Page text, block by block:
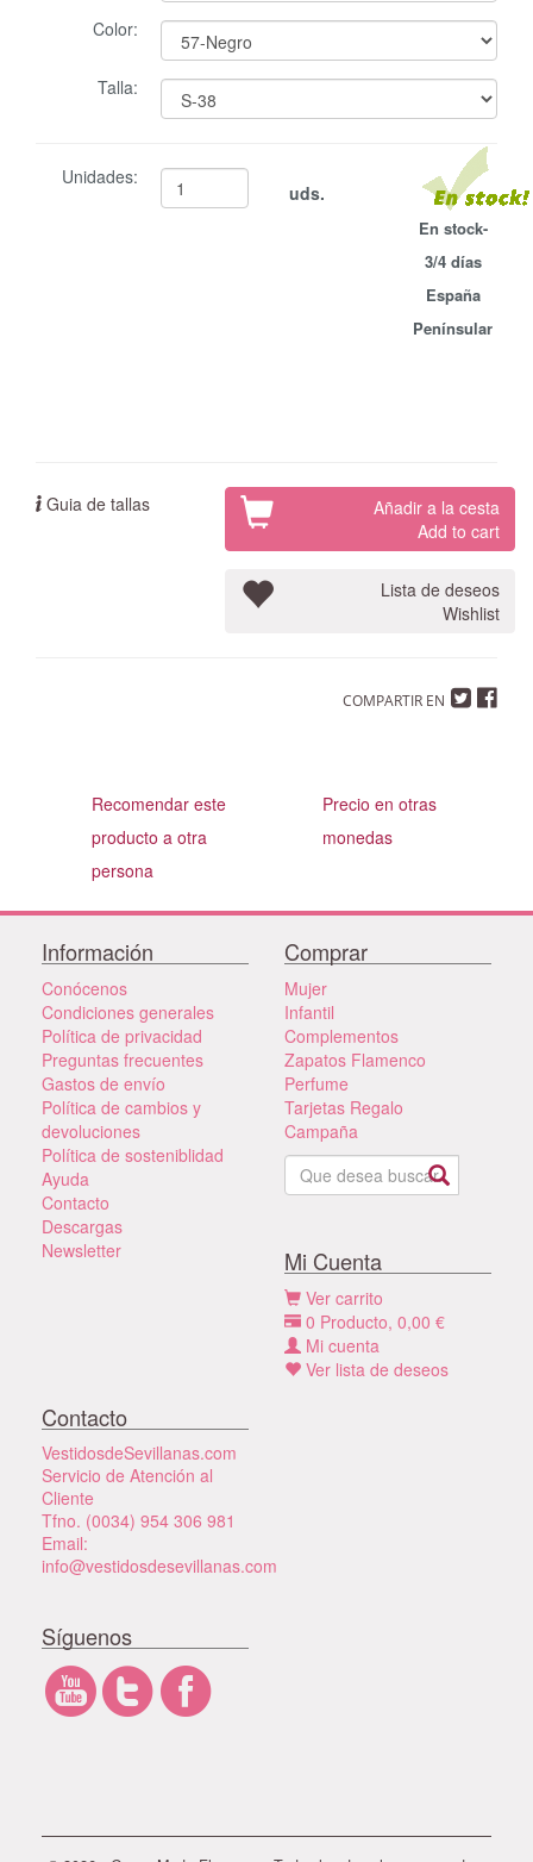
Color:
Talla:
Unidades:
uds.
En stock-
3/4 días
España
Penínsular
Guia de tallas
Añadir a la cesta
Add to cart
Lista de deseos
Wishlist
COMPARTIR EN
Recomendar este
producto a otra
persona
Precio en otras
monedas
Información
Conócenos
Condiciones generales
Política de privacidad
Preguntas frecuentes
Gastos de envío
Política de cambios y
devoluciones
Política de sosteniblidad
Ayuda
Contacto
Descargas
Newsletter
Comprar
Mujer
Infantil
Complementos
Zapatos Flamenco
Perfume
Tarjetas Regalo
Campaña
Mi Cuenta
Ver carrito
0 Producto, 0,00 €
Mi cuenta
Ver lista de deseos
Contacto
VestidosdeSevillanas.com
Servicio de Atención al
Cliente
Tfno. (0034) 954 306 981
Email:
info@vestidosdesevillanas.com
Síguenos